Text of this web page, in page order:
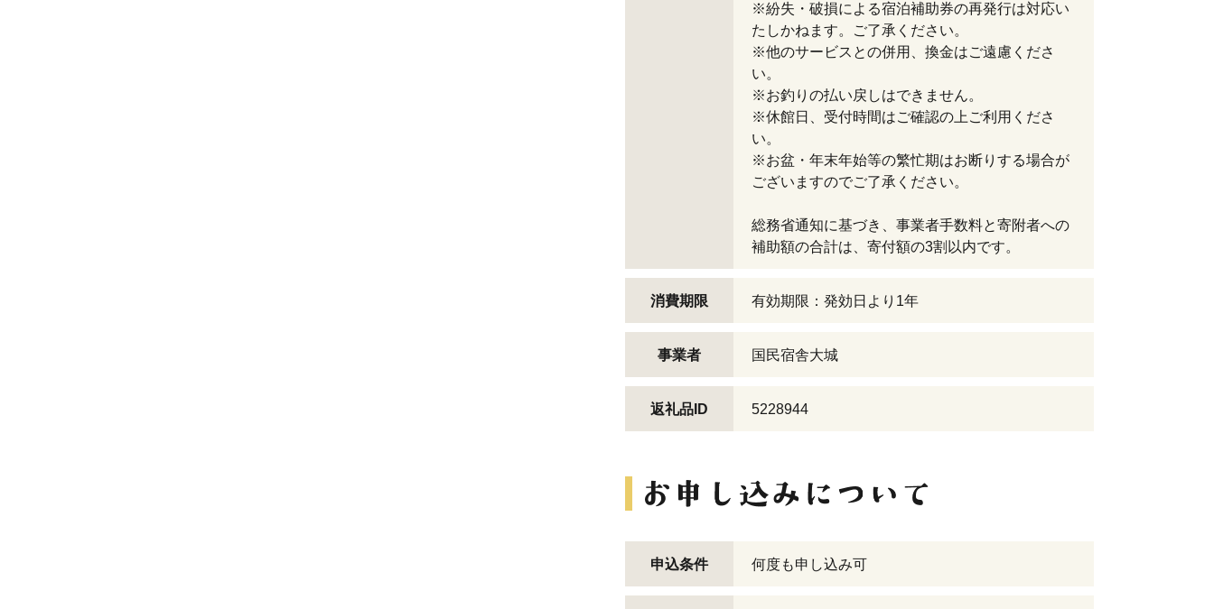
※紛失・破損による宿泊補助券の再発行は対応い
たしかねます。ご了承ください。
※他のサービスとの併用、換金はご遠慮くださ
い。
※お釣りの払い戻しはできません。
※休館日、受付時間はご確認の上ご利用くださ
い。
※お盆・年末年始等の繁忙期はお断りする場合が
ございますのでご了承ください。
総務省通知に基づき、事業者手数料と寄附者への
補助額の合計は、寄付額の3割以内です。
消費期限 有効期限：発効日より1年
事業者 国民宿舎大城
返礼品ID 5228944
申込条件 何度も申し込み可